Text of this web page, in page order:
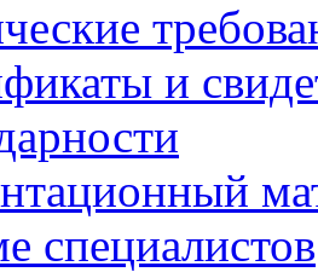
и
специалистов